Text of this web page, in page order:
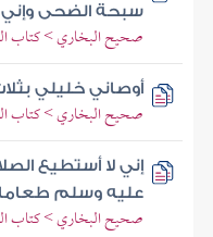
سبحة الضحى وإني
صحيح البخاري > كتاب
أوصاني خليلي
صحيح البخاري > كتاب
إني لا أستطيع
عليه وسلم طعاما
صحيح البخاري > كتاب